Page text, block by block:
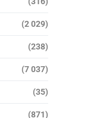
(2 029)
(238)
(7 037)
(35)
(871)